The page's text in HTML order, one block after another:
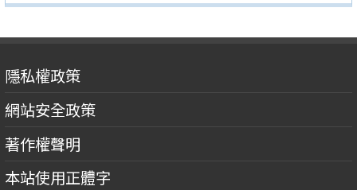
隱私權政策
網站安全政策
著作權聲明
本站使用正體字